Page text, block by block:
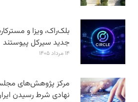
بلک‌راک، ویزا و
جدید سیرکل پیوستند
۱۴ مرداد ۱۴۰۵
مرکز پژوهش‌های